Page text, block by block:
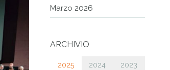
Marzo 2026
ARCHIVIO
2025 2024 2023